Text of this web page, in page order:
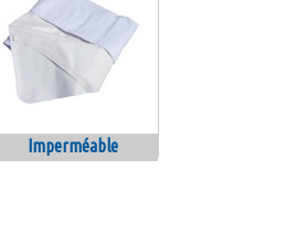
Imperméable